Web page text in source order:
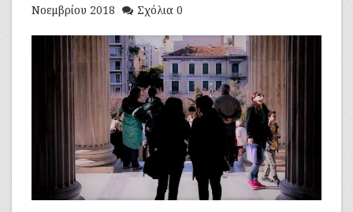
Νοεμβρίου 2018
Σχόλια 0